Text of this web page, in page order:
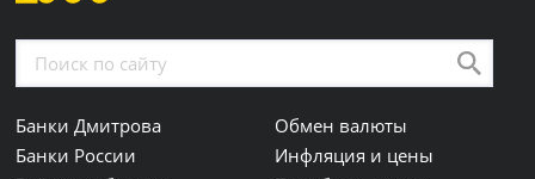
Банки Дмитрова
Банки России
Обмен валюты
Инфляция и цены